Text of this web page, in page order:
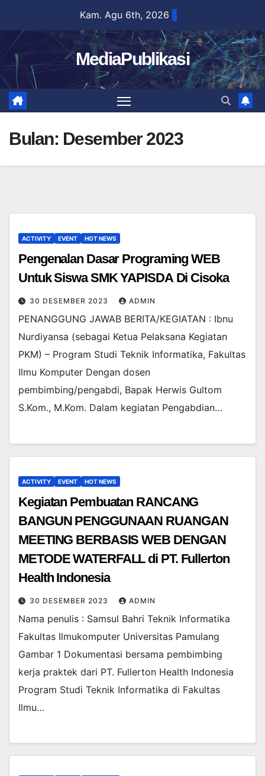
content
Kam. Agu 6th, 2026
MediaPublikasi
Bulan: Desember 2023
ACTIVITY EVENT HOT NEWS
Pengenalan Dasar Programing WEB
Untuk Siswa SMK YAPISDA Di Cisoka
30 DESEMBER 2023 ADMIN
PENANGGUNG JAWAB BERITA/KEGIATAN : Ibnu
Nurdiyansa (sebagai Ketua Pelaksana Kegiatan
PKM) – Program Studi Teknik Informatika, Fakultas
Ilmu Komputer Dengan dosen
pembimbing/pengabdi, Bapak Herwis Gultom
S.Kom., M.Kom. Dalam kegiatan Pengabdian…
ACTIVITY EVENT HOT NEWS
Kegiatan Pembuatan RANCANG
BANGUN PENGGUNAAN RUANGAN
MEETING BERBASIS WEB DENGAN
METODE WATERFALL di PT. Fullerton
Health Indonesia
30 DESEMBER 2023 ADMIN
Nama penulis : Samsul Bahri Teknik Informatika
Fakultas Ilmukomputer Universitas Pamulang
Gambar 1 Dokumentasi bersama pembimbing
kerja praktek dari PT. Fullerton Health Indonesia
Program Studi Teknik Informatika di Fakultas
Ilmu…